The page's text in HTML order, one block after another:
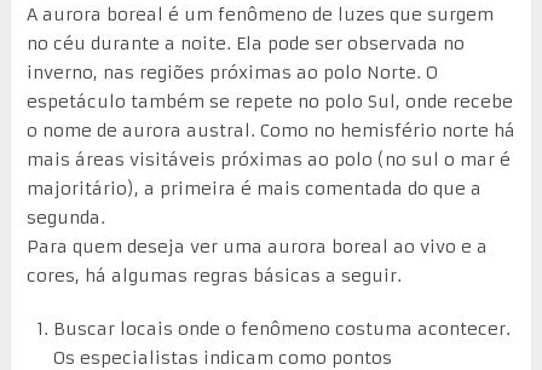
A aurora boreal é um fenômeno de luzes que surgem
no céu durante a noite. Ela pode ser observada no
inverno, nas regiões próximas ao polo Norte. O
espetáculo também se repete no polo Sul, onde recebe
o nome de aurora austral. Como no hemisfério norte há
mais áreas visitáveis próximas ao polo (no sul o mar é
majoritário), a primeira é mais comentada do que a
segunda.
Para quem deseja ver uma aurora boreal ao vivo e a
cores, há algumas regras básicas a seguir.
Buscar locais onde o fenômeno costuma acontecer.
Os especialistas indicam como pontos